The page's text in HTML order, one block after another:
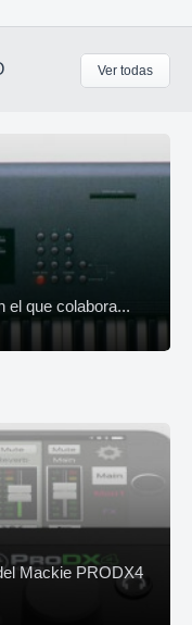
Ver todas
el que colabora...
Mackie PRODX4